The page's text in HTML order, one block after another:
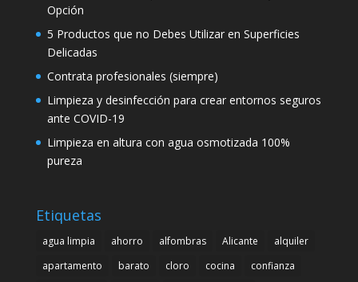
Opción
5 Productos que no Debes Utilizar en Superficies
Delicadas
Contrata profesionales (siempre)
Limpieza y desinfección para crear entornos seguros
ante COVID-19
Limpieza en altura con agua osmotizada 100%
pureza
Etiquetas
agua limpia ahorro alfombras Alicante
alquiler
apartamento
barato cloro cocina
confianza